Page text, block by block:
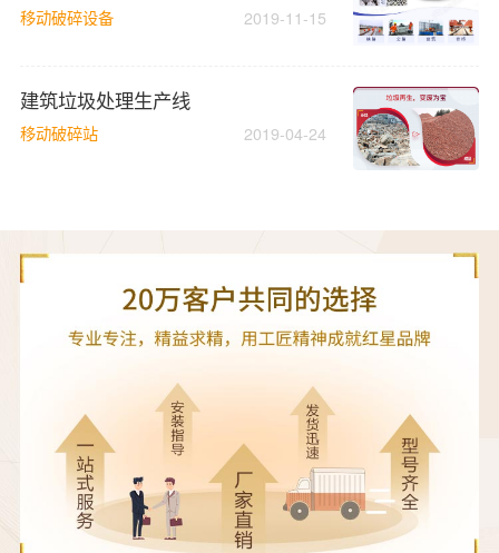
移动破碎设备 2019-11-15
建筑垃圾处理生产线
移动破碎站 2019-04-24